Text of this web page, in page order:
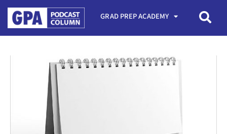
GRAD PREP ACADEMY